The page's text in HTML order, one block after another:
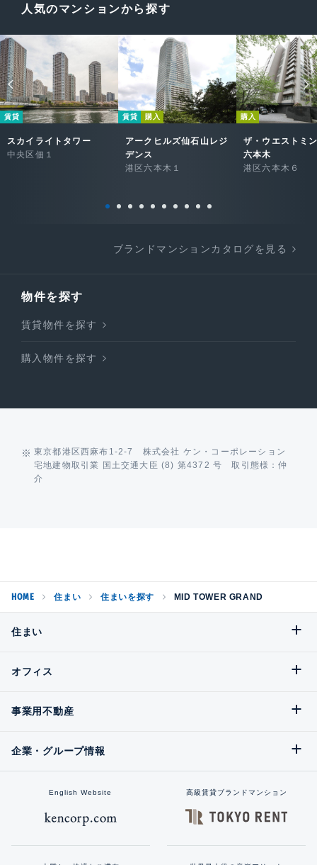
人気のマンションから探す
賃貸
スカイライトタワー
中央区佃１
賃貸 購入
アークヒルズ仙石山レジ
デンス
港区六本木１
購入
ザ・ウエストミ
六本木
港区六本木６
ブランドマンションカタログを見る
物件を探す
賃貸物件を探す
購入物件を探す
東京都港区西麻布1-2-7 株式会社 ケン・コーポレーション
宅地建物取引業 国土交通大臣 (8) 第4372 号 取引態様：仲
介
HOME 住まい 住まいを探す MID TOWER GRAND
住まい
オフィス
事業用不動産
企業・グループ情報
English Website 高級賃貸ブランドマンション